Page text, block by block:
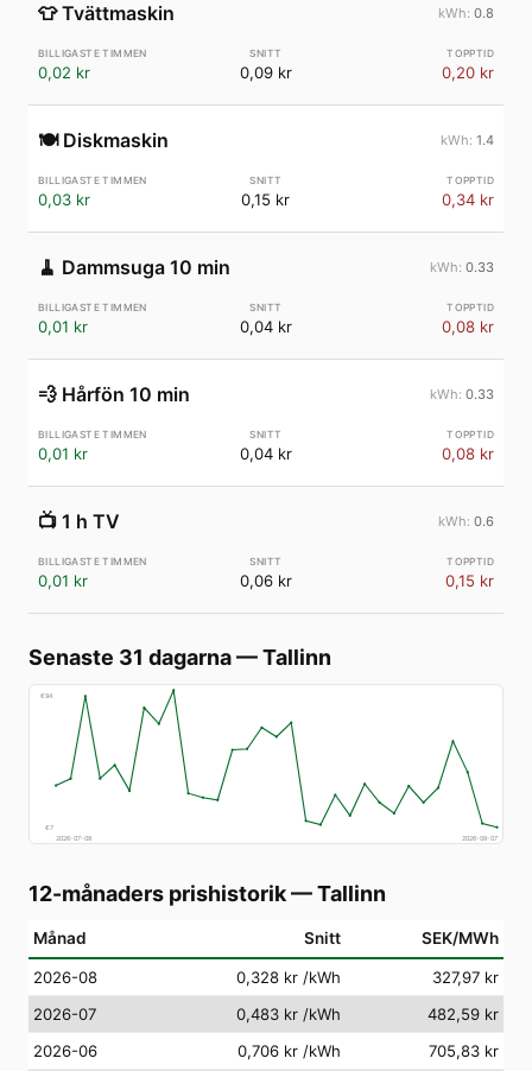
👕 Tvättmaskin 0.8
0,02 kr 0,09 kr 0,20 kr
🍽️ Diskmaskin 1.4
0,03 kr 0,15 kr 0,34 kr
🧹 Dammsuga 10 min 0.33
0,01 kr 0,04 kr 0,08 kr
💨 Hårfön 10 min 0.33
0,01 kr 0,04 kr 0,08 kr
📺 1 h TV 0.6
0,01 kr 0,06 kr 0,15 kr
Senaste 31 dagarna—Tallinn
€94
€7
2026-07-08
2026-08-07
12-månaders prishistorik—Tallinn
Månad Snitt SEK/MWh
2026-08 0,328 kr /kWh
327,97 kr
2026-07
0,483 kr /kWh
482,59 kr
2026-06
0,706 kr /kWh
705,83 kr